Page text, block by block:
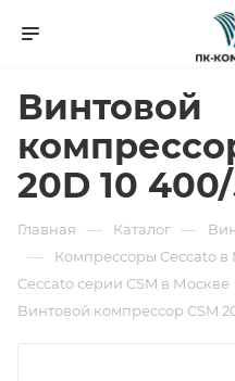
Винтовой
20D 10
Главная — Каталог —
— Компрессоры Ceccato в
Ceccato серии CSM в Москве
Винтовой компрессор CSM